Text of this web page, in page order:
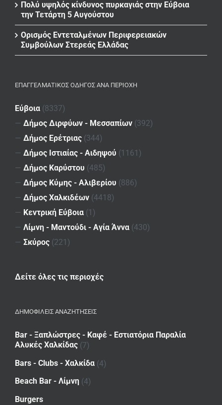
Πολύ υψηλός κίνδυνος πυρκαγιάς στην Εύβοια
την Τετάρτη 5 Αυγούστου
Ορισμός Εντεταλμένων Περιφερειακών
Συμβούλων Στερεάς Ελλάδας
ΕΠΑΓΓΕΛΜΑΤΙΚΌΣ ΟΔΗΓΌΣ ΑΝΆ ΠΕΡΙΟΧΉ
Εύβοια (8337)
— Δήμος Διρφύων - Μεσσαπίων (392)
— Δήμος Ερέτριας (344)
— Δήμος Ιστιαίας - Αιδηψού (1161)
— Δήμος Καρύστου (485)
— Δήμος Κύμης - Αλιβερίου (886)
— Δήμος Χαλκιδέων (4418)
— Κεντρική Εύβοια (1)
— Λίμνη - Μαντούδι - Αγία Άννα (430)
— Σκύρος (221)
Δείτε όλες τις περιοχές
ΔΗΜΟΦΙΛΕΙΣ ΑΝΑΖΗΤΗΣΕΙΣ
Bar - Ξαπλώστρες - Καφέ - Εστιατόρια Παραλία
Αλυκές Χαλκίδας (7)
Bars - Clubs - Χαλκίδα (4)
Beach Bar - Λίμνη (4)
Burgers